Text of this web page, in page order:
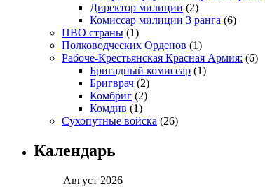
Директор милиции (2)
Комиссар милиции 3 ранга (6)
ПВО страны (1)
Полководческих Орденов (1)
Рабоче-Крестьянская Красная Армия: (6)
Бригадный комиссар (1)
Бригврач (2)
Комбриг (2)
Комдив (1)
Сухопутные войска (26)
Календарь
Август 2026